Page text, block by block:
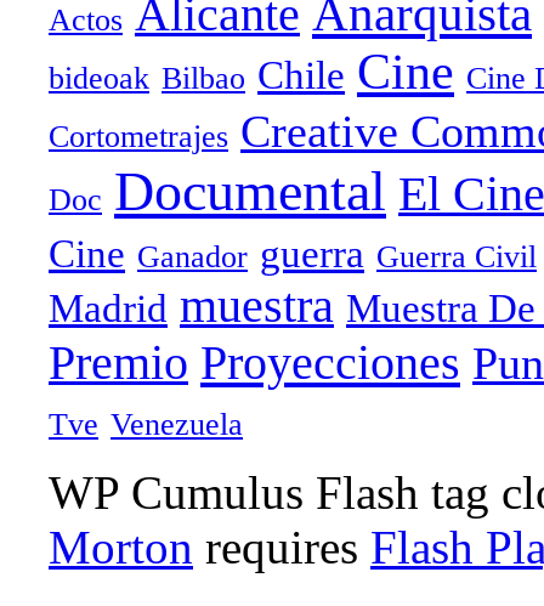
Actos Alicante Anarquista
bideoak Bilbao Chile Cine Cine
Cortometrajes Creative
Doc Documental El Cine
Cine Ganador guerra Guerra Civil
Madrid muestra Muestra
Premio Proyecciones
Tve Venezuela
WP Cumulus Flash tag
Morton requires Flash